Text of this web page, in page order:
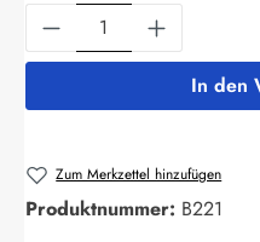
Produkt Anzahl:
In den
Zum Merkzettel hinzufügen
Produktnummer: B221